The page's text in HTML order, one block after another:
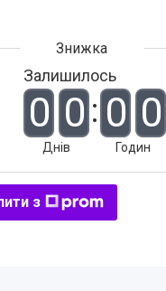
Залишилось
0 0
Днів
0 0
Годин
з